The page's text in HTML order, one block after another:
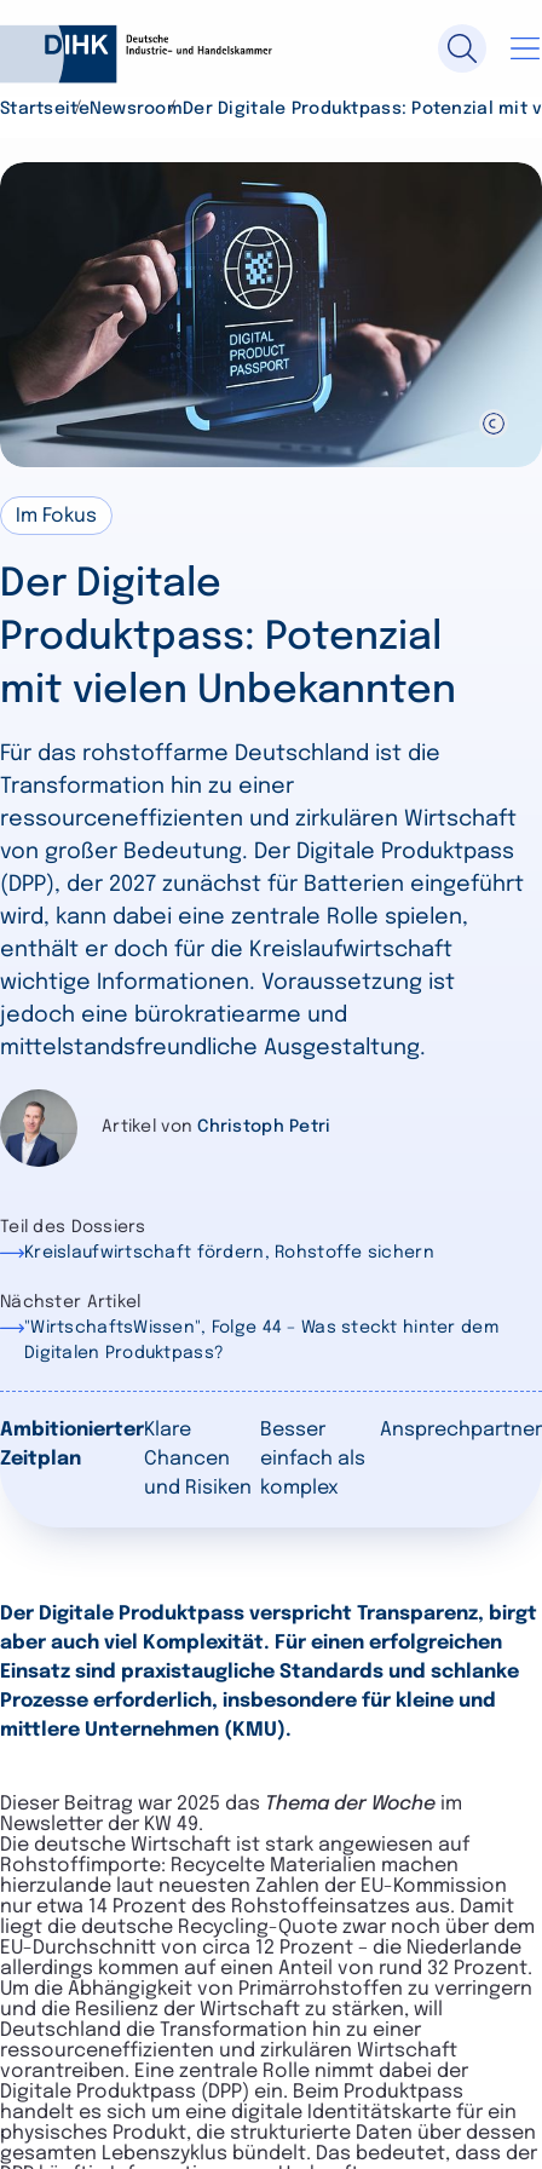
StartseiteNewsroom Der Digitale Produktpass: Potenzial mit
Im Fokus
Der Digitale
Produktpass: Potenzial
mit vielen Unbekannten
Für das rohstoffarme Deutschland ist die
Transformation hin zu einer
ressourceneffizienten und zirkulären Wirtschaft
von großer Bedeutung. Der Digitale Produktpass
(DPP), der 2027 zunächst für Batterien eingeführt
wird, kann dabei eine zentrale Rolle spielen,
enthält er doch für die Kreislaufwirtschaft
wichtige Informationen. Voraussetzung ist
jedoch eine bürokratiearme und
mittelstandsfreundliche Ausgestaltung.
Artikel vonChristoph Petri
Teil des Dossiers
Kreislaufwirtschaft fördern, Rohstoffe sichern
Nächster Artikel
"WirtschaftsWissen", Folge 44 – Was steckt hinter dem
Digitalen Produktpass?
Ambitionierter
Zeitplan
Klare
Chancen
und Risiken
Besser
einfach als
komplex
Ansprechpartner
Der Digitale Produktpass verspricht Transparenz, birgt
aber auch viel Komplexität. Für einen erfolgreichen
Einsatz sind praxistaugliche Standards und schlanke
Prozesse erforderlich, insbesondere für kleine und
mittlere Unternehmen (KMU).
Dieser Beitrag war 2025 das Thema der Woche im
Newsletter der KW 49.
Die deutsche Wirtschaft ist stark angewiesen auf
Rohstoffimporte: Recycelte Materialien machen
hierzulande laut neuesten Zahlen der EU-Kommission
nur etwa 14 Prozent des Rohstoffeinsatzes aus. Damit
liegt die deutsche Recycling-Quote zwar noch über dem
EU-Durchschnitt von circa 12 Prozent – die Niederlande
allerdings kommen auf einen Anteil von rund 32 Prozent.
Um die Abhängigkeit von Primärrohstoffen zu verringern
und die Resilienz der Wirtschaft zu stärken, will
Deutschland die Transformation hin zu einer
ressourceneffizienten und zirkulären Wirtschaft
vorantreiben. Eine zentrale Rolle nimmt dabei der
Digitale Produktpass (DPP) ein. Beim Produktpass
handelt es sich um eine digitale Identitätskarte für ein
physisches Produkt, die strukturierte Daten über dessen
gesamten Lebenszyklus bündelt. Das bedeutet, dass der